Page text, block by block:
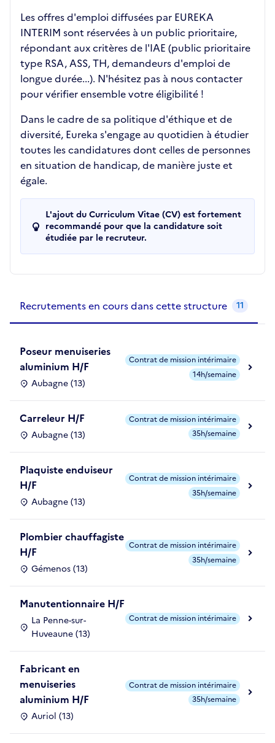
Les offres d'emploi diffusées par EUREKA
INTERIM sont réservées à un public prioritaire,
répondant aux critères de l'IAE (public prioritaire
type RSA, ASS, TH, demandeurs d'emploi de
longue durée...). N'hésitez pas à nous contacter
pour vérifier ensemble votre éligibilité !
Dans le cadre de sa politique d'éthique et de
diversité, Eureka s'engage au quotidien à étudier
toutes les candidatures dont celles de personnes
en situation de handicap, de manière juste et
égale.
L'ajout du Curriculum Vitae (CV) est fortement
recommandé pour que la candidature soit
étudiée par le recruteur.
Recrutements en cours dans cette structure 11
Poseur menuiseries
aluminium H/F
Aubagne (13)
Contrat de mission intérimaire
14h/semaine
Carreleur H/F
Aubagne (13)
Contrat de mission intérimaire
35h/semaine
Plaquiste enduiseur
H/F
Aubagne (13)
Contrat de mission intérimaire
35h/semaine
Plombier chauffagiste
H/F
Gémenos (13)
Contrat de mission intérimaire
35h/semaine
Manutentionnaire H/F
La Penne-sur-
Huveaune (13)
Contrat de mission intérimaire
Fabricant en
menuiseries
aluminium H/F
Auriol (13)
Contrat de mission intérimaire
35h/semaine